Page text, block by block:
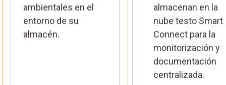
ambientales en el
entorno de su
almacén.
almacenan en la
nube testo Smart
Connect para la
monitorización y
documentación
centralizada.